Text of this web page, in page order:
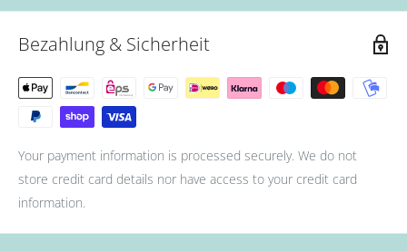
Bezahlung & Sicherheit
Your payment information is processed securely. We do not
store credit card details nor have access to your credit card
information.